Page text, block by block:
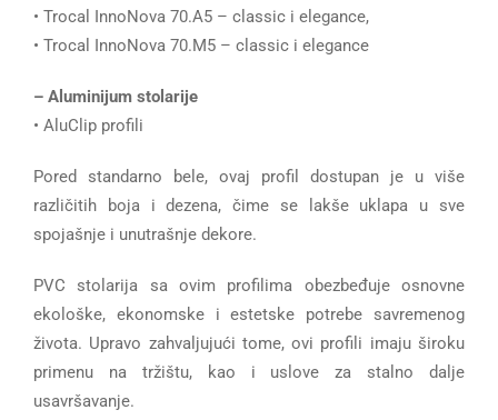
• Trocal InnoNova 70.A5 – classic i elegance,
• Trocal InnoNova 70.M5 – classic i elegance
– Aluminijum stolarije
• AluClip profili
Pored standarno bele, ovaj profil dostupan je u više
različitih boja i dezena, čime se lakše uklapa u sve
spojašnje i unutrašnje dekore.
PVC stolarija sa ovim profilima obezbeđuje osnovne
ekološke, ekonomske i estetske potrebe savremenog
života. Upravo zahvaljujući tome, ovi profili imaju široku
primenu na tržištu, kao i uslove za stalno dalje
usavršavanje.